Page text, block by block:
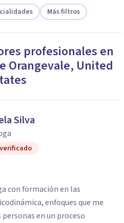
Más filtros
profesionales en
Orangevale, United
Silva
con formación en las
enfoques que me
en un proceso